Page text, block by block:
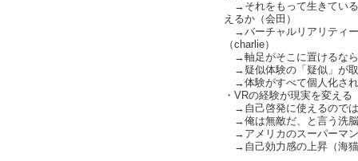
→それをもって生きている
えるか（会田）
→バーチャルリアリティー
（charlie）
→軸足がそこに置けるなら
→疑似体験の「疑似」が
→体験がすべて個人化さ
・VRの経験が現実を変える
→自己啓発に使えるので
→俺は無敵だ、と言う洗
→アメリカのスーパーマ
→自己効力感の上昇（海